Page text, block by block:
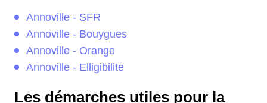
Annoville - SFR
Annoville - Bouygues
Annoville - Orange
Annoville - Elligibilite
Les démarches utiles pour la